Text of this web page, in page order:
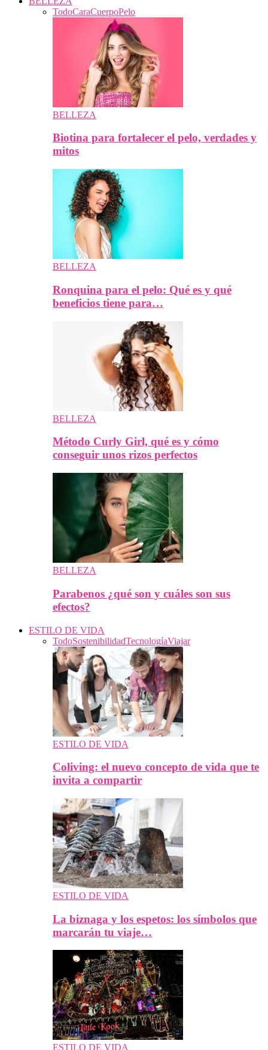
TodoCaraCuerpoPelo
BELLEZA
Biotina para fortalecer el pelo, verdades y
mitos
BELLEZA
Ronquina para el pelo: Qué es y qué
beneficios tiene para…
BELLEZA
Método Curly Girl, qué es y cómo
conseguir unos rizos perfectos
BELLEZA
Parabenos ¿qué son y cuáles son sus
efectos?
ESTILO DE VIDA
TodoSostenibilidadTecnologíaViajar
ESTILO DE VIDA
Coliving: el nuevo concepto de vida que te
invita a compartir
ESTILO DE VIDA
La biznaga y los espetos: los símbolos que
marcarán tu viaje…
ESTILO DE VIDA